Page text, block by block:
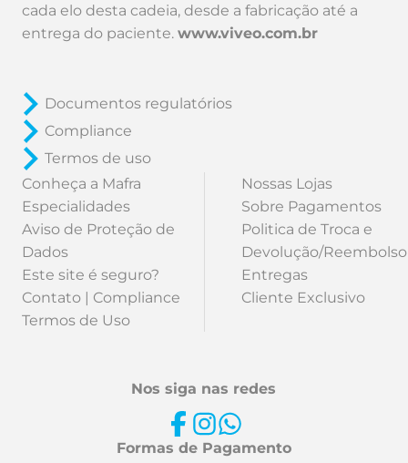
cada elo desta cadeia, desde a fabricação até a
entrega do paciente.www.viveo.com.br
Documentos regulatórios
Compliance
Termos de uso
Conheça a Mafra
Especialidades
Aviso de Proteção de
Dados
Este site é seguro?
Contato | Compliance
Termos de Uso
Nossas Lojas
Sobre Pagamentos
Politica de Troca e
Devolução/Reembolso
Entregas
Cliente Exclusivo
Nos siga nas redes
Formas de Pagamento